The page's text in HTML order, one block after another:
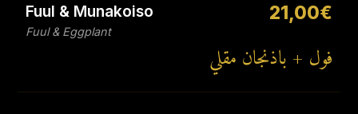
Fuul & Munakoiso
Fuul & Eggplant
21,00€
فول + باذنجان مقلي